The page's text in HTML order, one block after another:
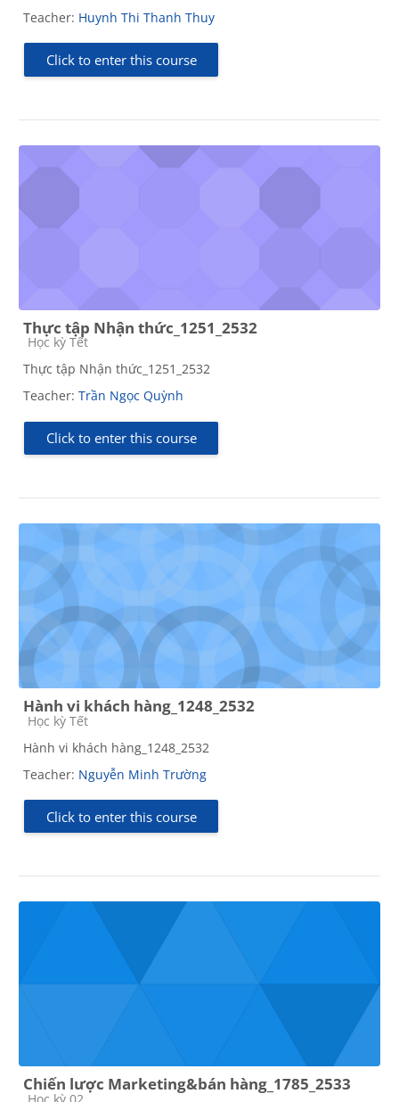
Teacher: Huynh Thi Thanh Thuy
Click to enter this course
Thực tập Nhận thức_1251_2532
Course category
Học kỳ Tết
Thực tập Nhận thức_1251_2532
Teacher: Trần Ngọc Quỳnh
Click to enter this course
Hành vi khách hàng_1248_2532
Course category
Học kỳ Tết
Hành vi khách hàng_1248_2532
Teacher: Nguyễn Minh Trường
Click to enter this course
Chiến lược Marketing&bán hàng_1785_2533
Course category